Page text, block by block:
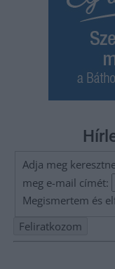
Adja meg
meg e-mail címét:
Megismertem és